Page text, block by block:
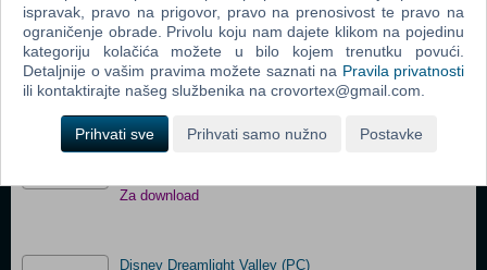
12,00 €
Za download
Lords of the Fallen (Deluxe Edition) (PC)
Platforma: PC
Žanr: Akcija
Za download
Disney Dreamlight Valley (PC)
ispravak, pravo na prigovor, pravo na prenosivost te pravo na
ograničenje obrade. Privolu koju nam dajete klikom na pojedinu
kategoriju kolačića možete u bilo kojem trenutku povući.
Detaljnije o vašim pravima možete saznati na Pravila privatnosti
ili kontaktirajte našeg službenika na crovortex@gmail.com.
Prihvati sve Prihvati samo nužno Postavke